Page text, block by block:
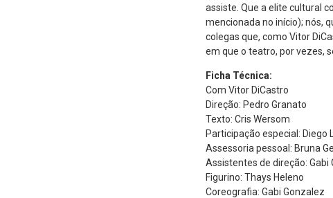
assiste. Que a elite cultural
mencionada no início); nós,
colegas que, como Vitor
em que o teatro, por vezes,
Ficha Técnica:
Com Vitor DiCastro
Direção: Pedro Granato
Texto: Cris Wersom
Participação especial: Diego
Assessoria pessoal: Bruna
Assistentes de direção: Gabi
Figurino: Thays Heleno
Coreografia: Gabi Gonzalez